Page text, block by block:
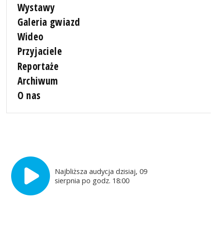
Wystawy
Galeria gwiazd
Wideo
Przyjaciele
Reportaże
Archiwum
O nas
Najbliższa audycja dzisiaj, 09
sierpnia po godz. 18:00